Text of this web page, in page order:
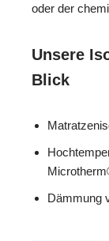
oder der
Unsere
Blick
Dämmung